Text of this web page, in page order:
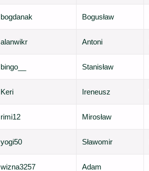
bogdanak Bogusław
alanwikr Antoni
bingo__ Stanisław
Keri Ireneusz
rimi12 Mirosław
yogi50 Sławomir
wizna3257 Adam